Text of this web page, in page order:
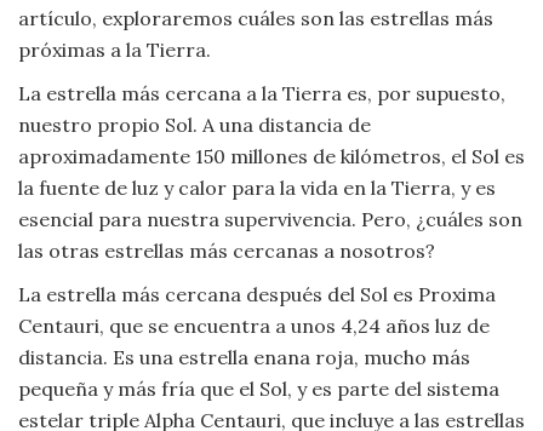
artículo, exploraremos cuáles son las estrellas más
próximas a la Tierra.
La estrella más cercana a la Tierra es, por supuesto,
nuestro propio Sol. A una distancia de
aproximadamente 150 millones de kilómetros, el Sol es
la fuente de luz y calor para la vida en la Tierra, y es
esencial para nuestra supervivencia. Pero, ¿cuáles son
las otras estrellas más cercanas a nosotros?
La estrella más cercana después del Sol es Proxima
Centauri, que se encuentra a unos 4,24 años luz de
distancia. Es una estrella enana roja, mucho más
pequeña y más fría que el Sol, y es parte del sistema
estelar triple Alpha Centauri, que incluye a las estrellas